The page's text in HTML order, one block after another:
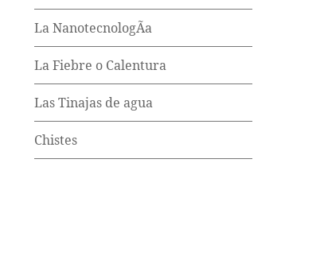
La NanotecnologÃ­a
La Fiebre o Calentura
Las Tinajas de agua
Chistes